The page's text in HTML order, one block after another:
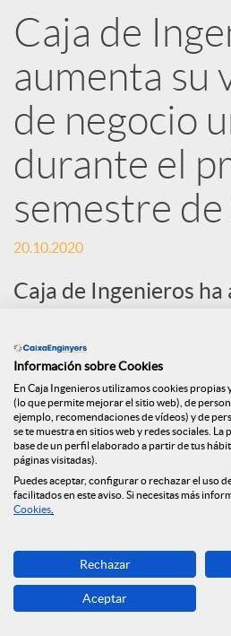
e
d
e
s
S
o
c
i
a
l
e
Caja de
aumenta su
de negocio
durante el
semestre
20.10.2020
Caja de Ingenieros
financiación a la
primer semestre de
inversión crediticia de
euros, un 60% más
periodo del año
Información sobre Cookies
En Caja Ingenieros utilizamos cookies propias
(lo que permite mejorar el sitio web), de
ejemplo, recomendaciones de vídeos) y de
se te muestra en sitios web y redes sociales.
base de un perfil elaborado a partir de tus
páginas visitadas).
Puedes aceptar, configurar o rechazar el uso
facilitados en este aviso. Si necesitas más
Cookies
Rechazar
Aceptar